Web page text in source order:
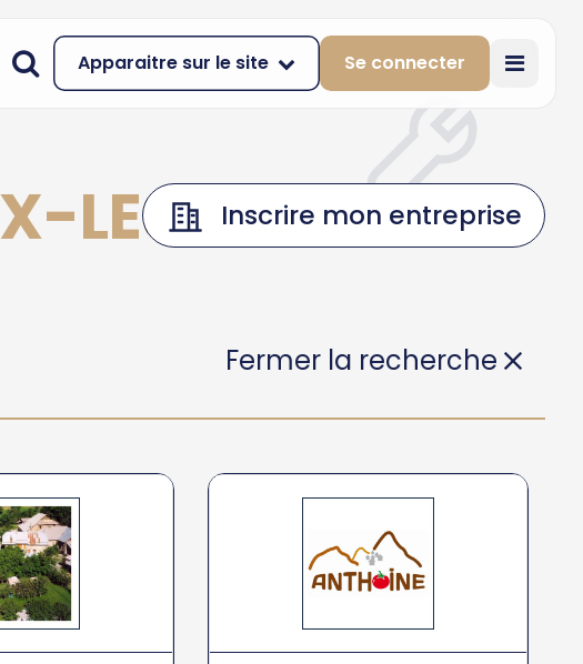
Apparaitre sur le site Se connecter
LES-ALPES
Inscrire mon entreprise
Fermer la recherche